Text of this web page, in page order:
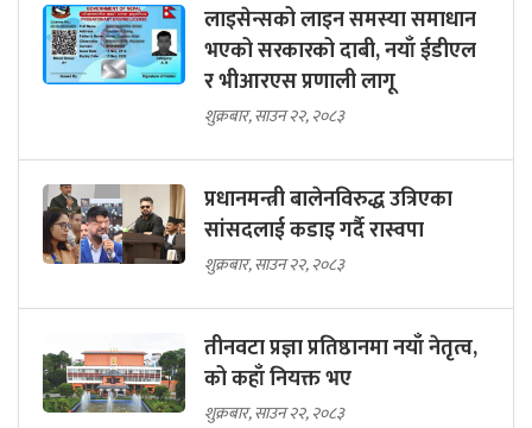
लाइसेन्सको लाइन समस्या समाधान
भएको सरकारको दाबी, नयाँ ईडीएल
र भीआरएस प्रणाली लागू
शुक्रबार, साउन २२, २०८३
प्रधानमन्त्री बालेनविरुद्ध उत्रिएका
सांसदलाई कडाइ गर्दै रास्वपा
शुक्रबार, साउन २२, २०८३
तीनवटा प्रज्ञा प्रतिष्ठानमा नयाँ नेतृत्व,
को कहाँ नियक्त भए
शुक्रबार, साउन २२, २०८३